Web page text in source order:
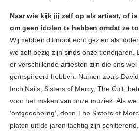
Naar wie kijk jij zelf op als artiest, of
om geen idolen te hebben omdat ze
Wij hebben dit nooit echt gezien als
we zelf bezig zijn sinds onze tienerjaren.
er verschillende artiesten zijn die ons
geïnspireerd hebben. Namen zoals
Inch Nails, Sisters of Mercy, The Cult,
voor het maken van onze muziek. Als we
‘ontgoocheling’, doen The Sisters of
platen uit de jaren tachtig zijn